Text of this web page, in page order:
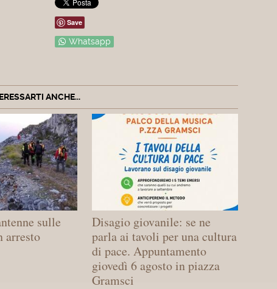
Save
Whatsapp
ANCHE...
sulle
arresto
Disagio giovanile: se ne
parla ai tavoli per una cultura
di pace. Appuntamento
giovedì 6 agosto in piazza
Gramsci